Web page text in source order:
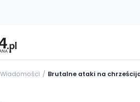
Wiadomości Brutalne ataki na